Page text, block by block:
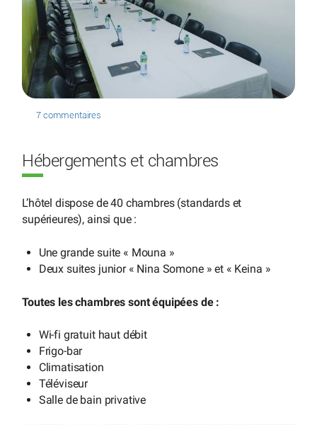
7 commentaires
Hébergements et chambres
L’hôtel dispose de 40 chambres (standards et
supérieures), ainsi que :
Une grande suite « Mouna »
Deux suites junior « Nina Somone » et « Keina »
Toutes les chambres sont équipées de :
Wi-fi gratuit haut débit
Frigo-bar
Climatisation
Téléviseur
Salle de bain privative